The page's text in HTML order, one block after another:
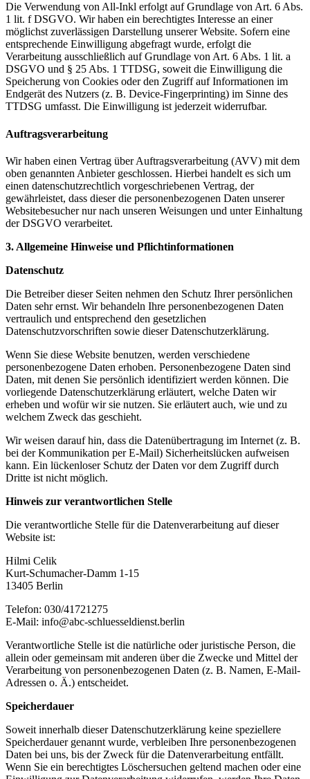
Die Verwendung von All-Inkl erfolgt auf Grundlage von Art. 6 Abs.
1 lit. f DSGVO. Wir haben ein berechtigtes Interesse an einer
möglichst zuverlässigen Darstellung unserer Website. Sofern eine
entsprechende Einwilligung abgefragt wurde, erfolgt die
Verarbeitung ausschließlich auf Grundlage von Art. 6 Abs. 1 lit. a
DSGVO und § 25 Abs. 1 TTDSG, soweit die Einwilligung die
Speicherung von Cookies oder den Zugriff auf Informationen im
Endgerät des Nutzers (z. B. Device-Fingerprinting) im Sinne des
TTDSG umfasst. Die Einwilligung ist jederzeit widerrufbar.
Auftragsverarbeitung
Wir haben einen Vertrag über Auftragsverarbeitung (AVV) mit dem
oben genannten Anbieter geschlossen. Hierbei handelt es sich um
einen datenschutzrechtlich vorgeschriebenen Vertrag, der
gewährleistet, dass dieser die personenbezogenen Daten unserer
Websitebesucher nur nach unseren Weisungen und unter Einhaltung
der DSGVO verarbeitet.
3. Allgemeine Hinweise und Pflicht­informationen
Datenschutz
Die Betreiber dieser Seiten nehmen den Schutz Ihrer persönlichen
Daten sehr ernst. Wir behandeln Ihre personenbezogenen Daten
vertraulich und entsprechend den gesetzlichen
Datenschutzvorschriften sowie dieser Datenschutzerklärung.
Wenn Sie diese Website benutzen, werden verschiedene
personenbezogene Daten erhoben. Personenbezogene Daten sind
Daten, mit denen Sie persönlich identifiziert werden können. Die
vorliegende Datenschutzerklärung erläutert, welche Daten wir
erheben und wofür wir sie nutzen. Sie erläutert auch, wie und zu
welchem Zweck das geschieht.
Wir weisen darauf hin, dass die Datenübertragung im Internet (z. B.
bei der Kommunikation per E-Mail) Sicherheitslücken aufweisen
kann. Ein lückenloser Schutz der Daten vor dem Zugriff durch
Dritte ist nicht möglich.
Hinweis zur verantwortlichen Stelle
Die verantwortliche Stelle für die Datenverarbeitung auf dieser
Website ist:
Hilmi Celik
Kurt-Schumacher-Damm 1-15
13405 Berlin
Telefon: 030/41721275
E-Mail: info@abc-schluesseldienst.berlin
Verantwortliche Stelle ist die natürliche oder juristische Person, die
allein oder gemeinsam mit anderen über die Zwecke und Mittel der
Verarbeitung von personenbezogenen Daten (z. B. Namen, E-Mail-
Adressen o. Ä.) entscheidet.
Speicherdauer
Soweit innerhalb dieser Datenschutzerklärung keine speziellere
Speicherdauer genannt wurde, verbleiben Ihre personenbezogenen
Daten bei uns, bis der Zweck für die Datenverarbeitung entfällt.
Wenn Sie ein berechtigtes Löschersuchen geltend machen oder eine